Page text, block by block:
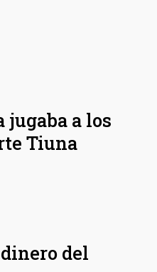
jugaba a los
Tiuna
del